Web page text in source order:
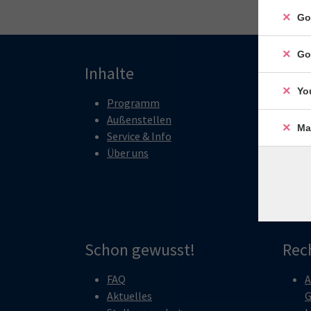
Inhalte
Programm
Außenstellen
Service & Info
Über uns
Schon gewusst!
FAQ
Aktuelles